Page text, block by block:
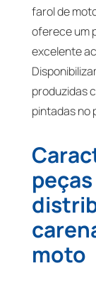
farol de
oferece um
excelente
produzidas
pintadas no
moto